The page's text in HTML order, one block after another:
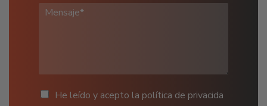
He leído y acepto la política de privacida